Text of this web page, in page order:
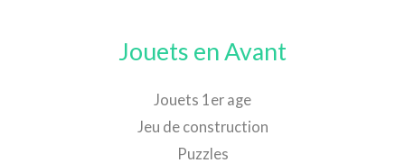
Jouets en Avant
Jouets 1er age
Jeu de construction
Puzzles